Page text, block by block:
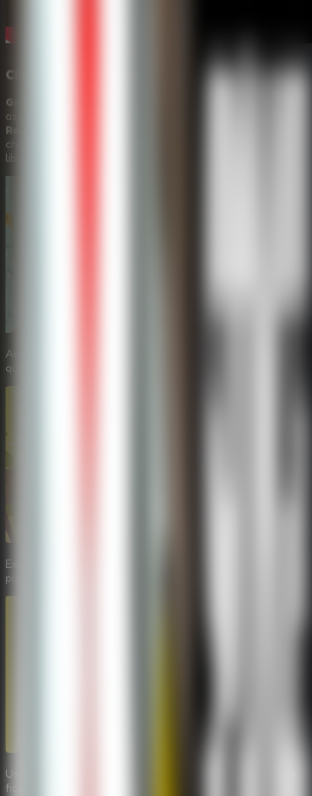
Cinco dias dentro da casa da Granny
Granny Sponge Bob
assombrada em um desafio tenso de
Room
chaves, ferramentas e pistas precisa aproximar voce da
liberdade.
Acorde na casa assustadora e comece a procurar os itens
que podem abrir uma saida.
Examine os quartos em busca de chaves, ferramentas e
pistas incomuns como a melancia e o livro antigo.
Use camas, armarios, baus e movimentos silenciosos para
ficar fora do alcance da Granny.